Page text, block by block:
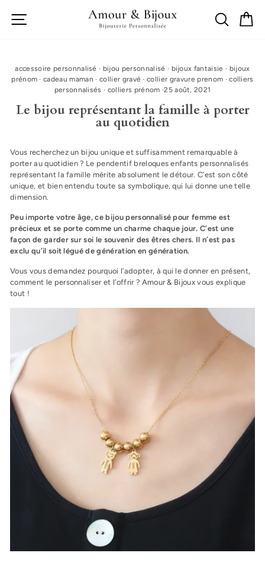
accessoire personnalisé · bijou personnalisé · bijoux fantaisie · bijoux
prénom ·cadeau maman · collier gravé ·collier gravure prenom ·colliers
personnalisés · colliers prénom ·25 août, 2021
Le bijou représentant la famille à porter
au quotidien
Vous recherchez un bijou unique et suffisamment remarquable à
porter au quotidien ? Le pendentif breloques enfants personnalisés
représentant la famille mérite absolument le détour. C’est son côté
unique, et bien entendu toute sa symbolique, qui lui donne une telle
dimension.
Peu importe votre âge, ce bijou personnalisé pour femme est
précieux et se porte comme un charme chaque jour. C’est une
façon de garder sur soi le souvenir des êtres chers. Il n’est pas
exclu qu’il soit légué de génération en génération.
Vous vous demandez pourquoi l’adopter, à qui le donner en présent,
comment le personnaliser et l’offrir ? Amour & Bijoux vous explique
tout !